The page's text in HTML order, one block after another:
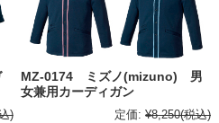
)
MZ-0174 ミズノ(mizuno) 男
女兼用カーディガン
定価: ¥8,250(税込)